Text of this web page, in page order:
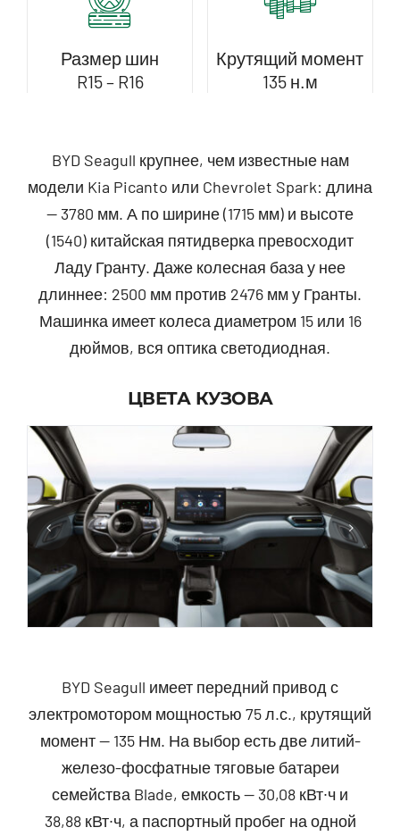
Размер шин
R15 – R16
Крутящий момент
135 н.м
BYD Seagull крупнее, чем известные нам
модели Kia Picanto или Chevrolet Spark: длина
— 3780 мм. А по ширине (1715 мм) и высоте
(1540) китайская пятидверка превосходит
Ладу Гранту. Даже колесная база у нее
длиннее: 2500 мм против 2476 мм у Гранты.
Машинка имеет колеса диаметром 15 или 16
дюймов, вся оптика светодиодная.
ЦВЕТА КУЗОВА
BYD Seagull имеет передний привод с
электромотором мощностью 75 л.с., крутящий
момент — 135 Нм. На выбор есть две литий-
железо-фосфатные тяговые батареи
семейства Blade, емкость — 30,08 кВт∙ч и
38,88 кВт∙ч, а паспортный пробег на одной